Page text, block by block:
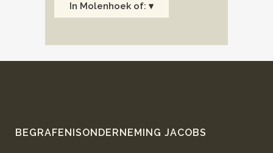
In Molenhoek of: ▾
BEGRAFENISONDERNEMING JACOBS